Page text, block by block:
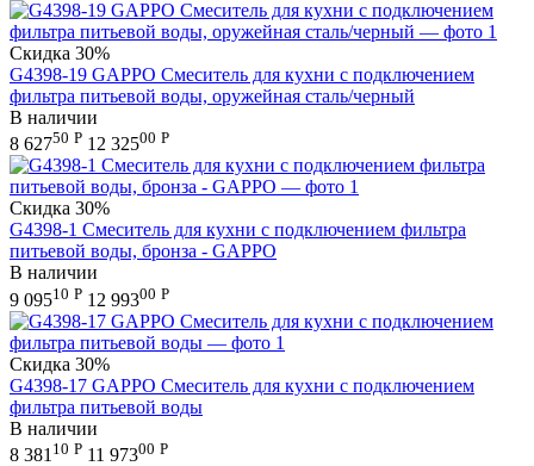
Скидка 30%
G4398-19 GAPPO Смеситель для кухни с подключением
фильтра питьевой воды, оружейная сталь/черный
В наличии
8 62750 Р 12 32500 Р
Скидка 30%
G4398-1 Смеситель для кухни с подключением фильтра
питьевой воды, бронза - GAPPO
В наличии
9 09510 Р 12 99300 Р
Скидка 30%
G4398-17 GAPPO Смеситель для кухни с подключением
фильтра питьевой воды
В наличии
8 381 10 Р 11 97300 Р